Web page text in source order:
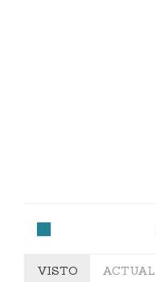
VISTO ACTUAL